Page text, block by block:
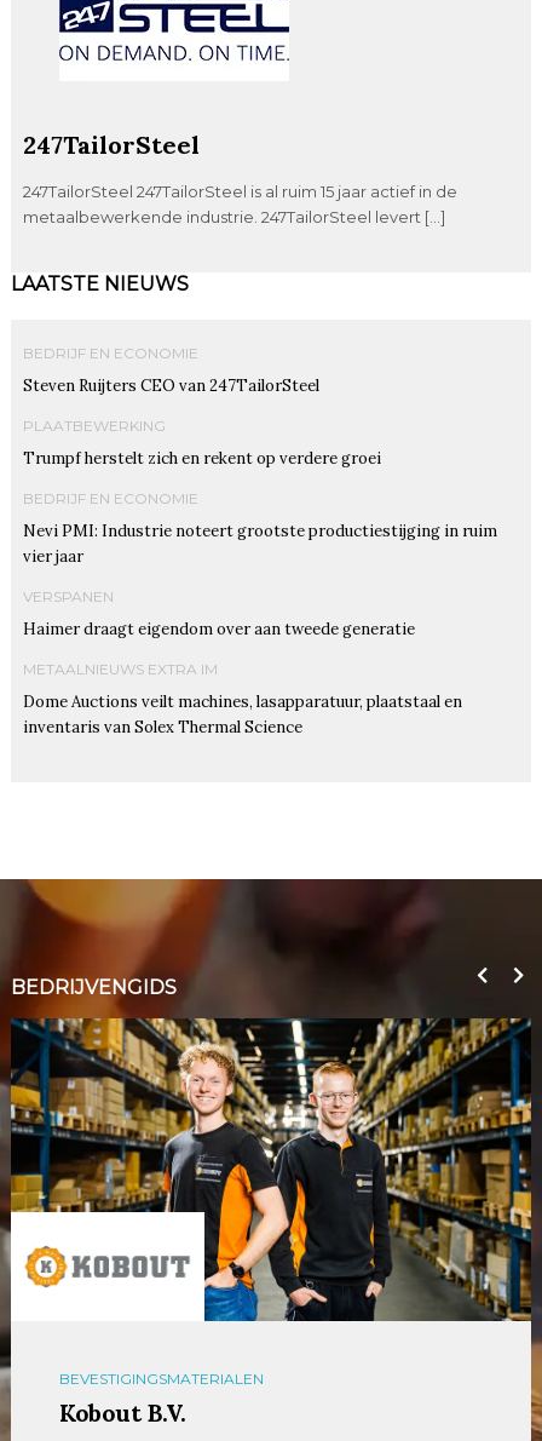
247TailorSteel
247TailorSteel 247TailorSteel is al ruim 15 jaar actief in de
metaalbewerkende industrie. 247TailorSteel levert […]
LAATSTE NIEUWS
BEDRIJF EN ECONOMIE
Steven Ruijters CEO van 247TailorSteel
PLAATBEWERKING
Trumpf herstelt zich en rekent op verdere groei
BEDRIJF EN ECONOMIE
Nevi PMI: Industrie noteert grootste productiestijging in ruim
vier jaar
VERSPANEN
Haimer draagt eigendom over aan tweede generatie
METAALNIEUWS EXTRA IM
Dome Auctions veilt machines, lasapparatuur, plaatstaal en
inventaris van Solex Thermal Science
BEDRIJVENGIDS
BEVESTIGINGSMATERIALEN
Kobout B.V.